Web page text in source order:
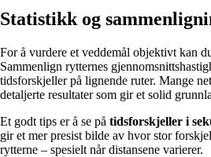
Statistikk og
For å vurdere et veddemål objektivt kan
Sammenlign rytternes
tidsforskjeller på lignende ruter. Mange
detaljerte resultater som gir et solid
Et godt tips er å se på tidsforskjeller i
gir et mer presist bilde av hvor stor
rytterne – spesielt når distansene varierer.